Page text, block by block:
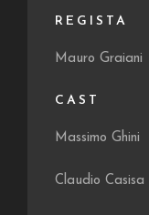
REGISTA
Mauro Graiani
CAST
Massimo Ghini
Claudio Casisa